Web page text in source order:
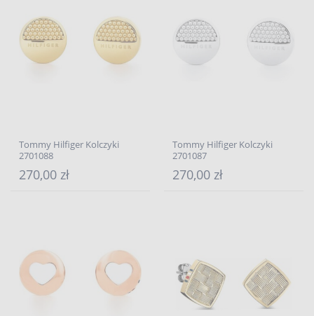
Tommy Hilfiger Kolczyki
2701088
270,00 zł
Tommy Hilfiger Kolczyki
2701087
270,00 zł